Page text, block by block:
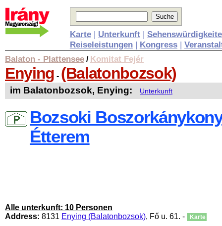
Karte| Unterkunft|
Reiseleistungen| Kongress|
Balaton - Plattensee / Komitat Fejér
Enying - (Balatonbozsok)
im Balatonbozsok, Enying: Unterkunft
Bozsoki
Étterem
Alle unterkunft: 10 Personen
Address: 8131 Enying (Balatonbozsok), Fő u. 61. - Karte